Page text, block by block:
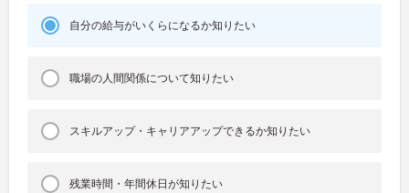
自分の給与がいくらになるか知りたい
職場の人間関係について知りたい
スキルアップ・キャリアアップできるか知りたい
残業時間・年間休日が知りたい